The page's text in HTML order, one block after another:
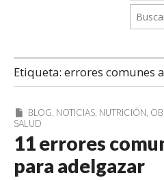
Buscar:
Etiqueta: errores comunes
BLOG, NOTICIAS, NUTRICIÓN,
SALUD
11 errores
para adelgazar